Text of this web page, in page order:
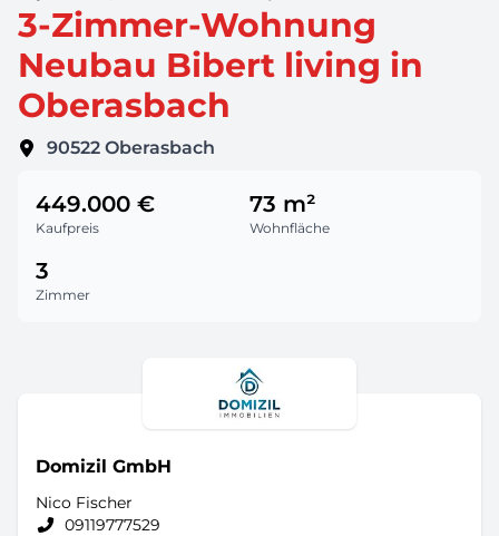
3-Zimmer-Wohnung
Neubau Bibert living in
Oberasbach
90522 Oberasbach
Kaufpreis
449.000 €
Wohnfläche
73 m²
Zimmer
3
Domizil GmbH
Nico Fischer
09119777529